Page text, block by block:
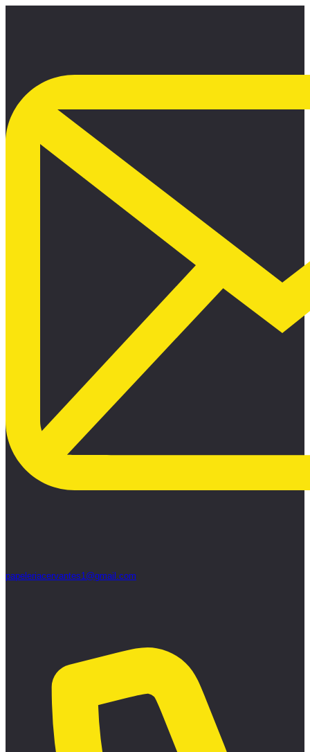
papeleriacervantes1@gmail.com